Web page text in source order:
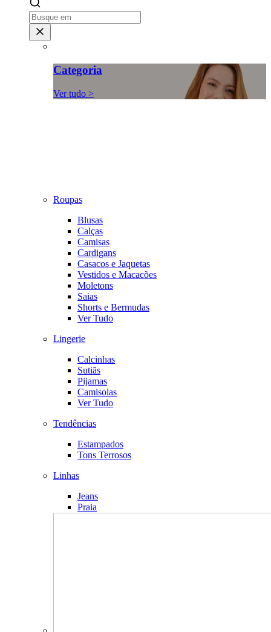
Categoria
Ver tudo >
Roupas
Blusas
Calças
Camisas
Cardigans
Casacos e Jaquetas
Vestidos e Macacões
Moletons
Saias
Shorts e Bermudas
Ver Tudo
Lingerie
Calcinhas
Sutiãs
Pijamas
Camisolas
Ver Tudo
Tendências
Estampados
Tons Terrosos
Linhas
Jeans
Praia